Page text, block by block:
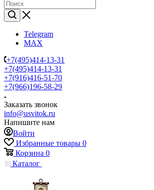
Telegram
MAX
+7(495)414-13-31
+7(495)414-13-31
+7(916)416-51-70
+7(966)196-58-29
Заказать звонок
info@usvitok.ru
Напишите нам
Войти
Избранные товары 0
Корзина 0
Каталог